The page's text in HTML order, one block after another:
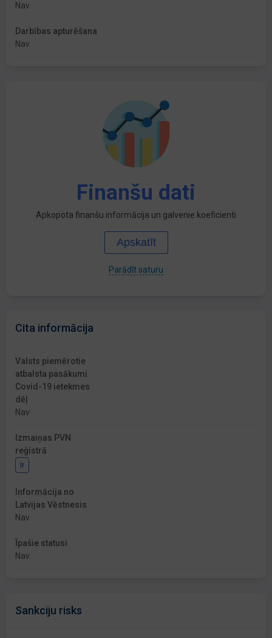
Nav
Darbības apturēšana
Nav
Finanšu dati
Apkopota finanšu informācija un galvenie koeficienti
Apskatīt
Parādīt saturu
Cita informācija
Valsts piemērotie
atbalsta pasākumi
Covid-19 ietekmes
dēļ
Nav
Izmaiņas PVN
reģistrā
Ir
Informācija no
Latvijas Vēstnesis
Nav
Īpašie statusi
Nav
Sankciju risks